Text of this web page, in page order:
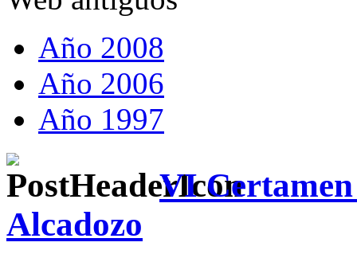
Año 2008
Año 2006
Año 1997
VI
Alcadozo